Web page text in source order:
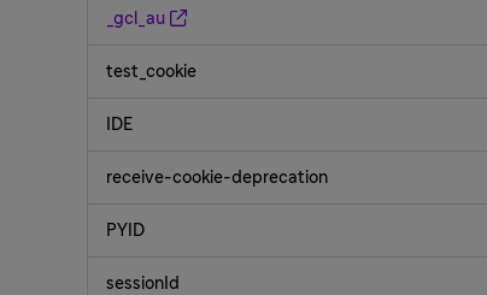
_gcl_au
test_cookie
IDE
receive-cookie-deprecation
PYID
sessionId